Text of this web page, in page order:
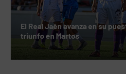
El Real Jaén avanza en su
triunfo en Martos